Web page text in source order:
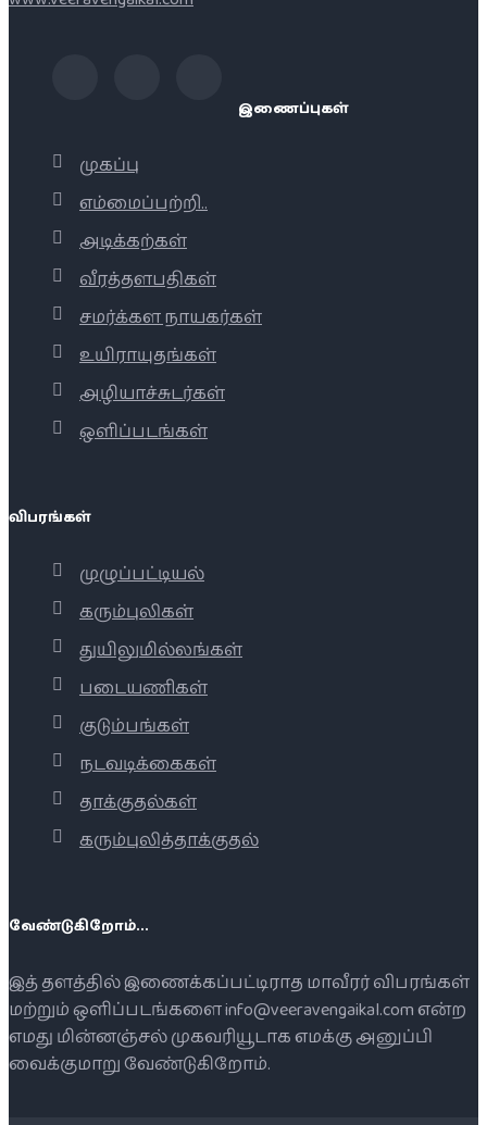
இணைப்புகள்
முகப்பு
எம்மைப்பற்றி..
அடிக்கற்கள்
வீரத்தளபதிகள்
சமர்க்கள நாயகர்கள்
உயிராயுதங்கள்
அழியாச்சுடர்கள்
ஒளிப்படங்கள்
விபரங்கள்
முழுப்பட்டியல்
கரும்புலிகள்
துயிலுமில்லங்கள்
படையணிகள்
குடும்பங்கள்
நடவடிக்கைகள்
தாக்குதல்கள்
கரும்புலித்தாக்குதல்
வேண்டுகிறோம்...
இத் தளத்தில் இணைக்கப்பட்டிராத மாவீரர் விபரங்கள்
மற்றும் ஒளிப்படங்களை info@veeravengaikal.com என்ற
எமது மின்னஞ்சல் முகவரியூடாக எமக்கு அனுப்பி
வைக்குமாறு வேண்டுகிறோம்.